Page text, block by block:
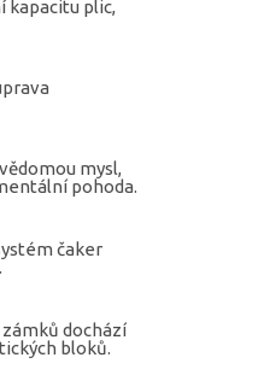
kapacitu plic,
mysl,
pohoda.
čaker
dochází
bloků.